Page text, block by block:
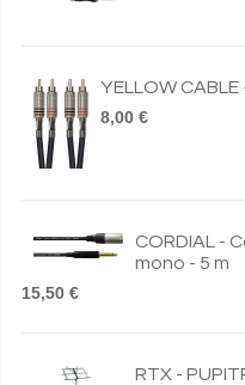
YELLOW CABLE
8,00 €
CORDIAL -
mono - 5 m
15,50 €
RTX -